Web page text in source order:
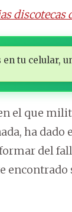
discotecas
tu celular,
el que
ha dado
del